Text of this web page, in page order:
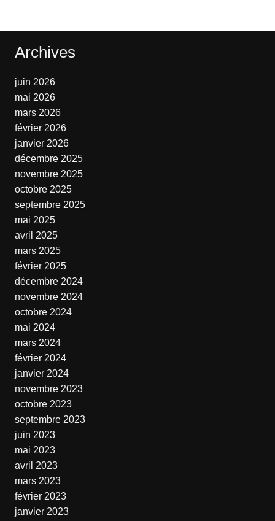
Archives
juin 2026
mai 2026
mars 2026
février 2026
janvier 2026
décembre 2025
novembre 2025
octobre 2025
septembre 2025
mai 2025
avril 2025
mars 2025
février 2025
décembre 2024
novembre 2024
octobre 2024
mai 2024
mars 2024
février 2024
janvier 2024
novembre 2023
octobre 2023
septembre 2023
juin 2023
mai 2023
avril 2023
mars 2023
février 2023
janvier 2023